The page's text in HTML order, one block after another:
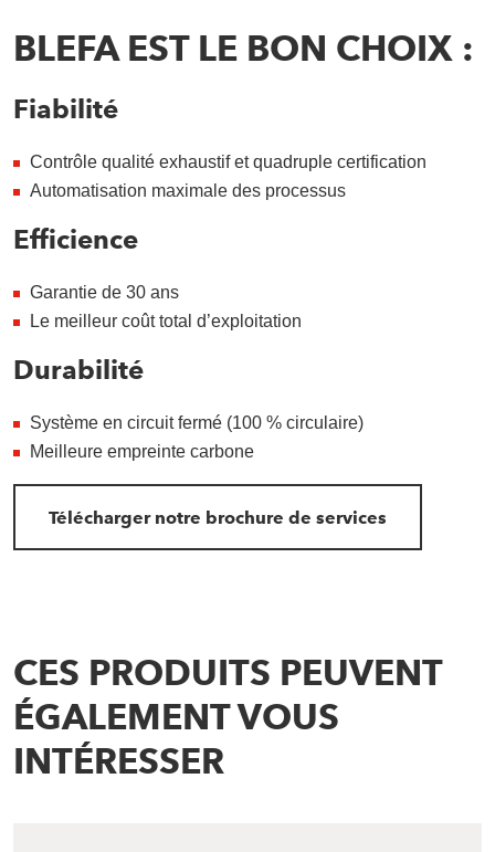
BLEFA EST LE BON CHOIX :
Fiabilité
Contrôle qualité exhaustif et quadruple certification
Automatisation maximale des processus
Efficience
Garantie de 30 ans
Le meilleur coût total d’exploitation
Durabilité
Système en circuit fermé (100 % circulaire)
Meilleure empreinte carbone
Télécharger notre brochure de services
CES PRODUITS PEUVENT
ÉGALEMENT VOUS
INTÉRESSER